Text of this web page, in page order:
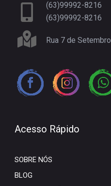
(63)99992-8216
(63)99992-8216
Rua 7 de Setembro
Acesso Rápido
SOBRE NÓS
BLOG